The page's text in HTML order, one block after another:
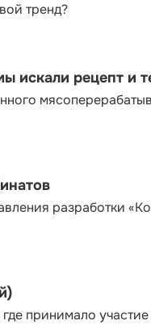
тренд?
искали рецепт и
разработки
принимало